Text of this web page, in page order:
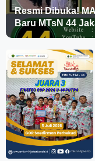
Resmi Dibuka!
Baru MTsN 44